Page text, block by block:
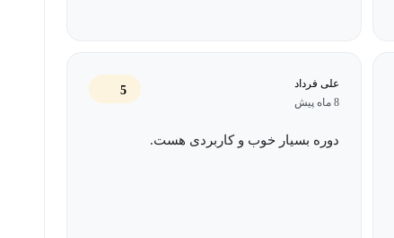
به این ترتیب در وقت خود صرفه­‌جویی کنید. به‌صورت کلی
علی فرداد
8 ماه پیش
5
دوره بسیار خوب و کاربردی هست.